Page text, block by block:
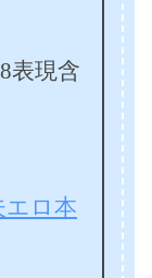
表現含
エロ本